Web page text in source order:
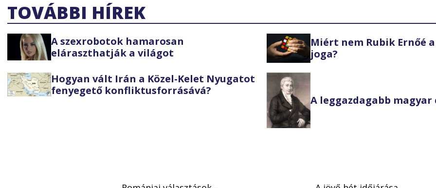
TOVÁBBI HÍREK
A szexrobotok hamarosan
eláraszthatják a világot
Miért nem Rubik Ernőé
joga?
Hogyan vált Irán a Közel-Kelet Nyugatot
fenyegető konfliktusforrásává?
A leggazdagabb magyar